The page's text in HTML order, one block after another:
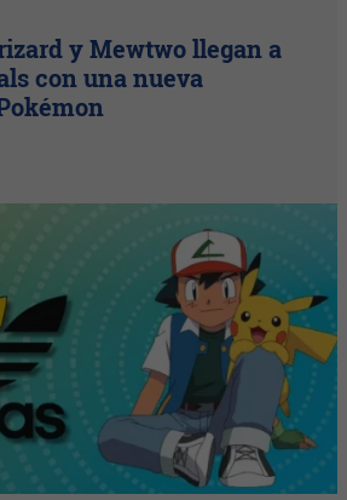
y Mewtwo llegan a
con una nueva